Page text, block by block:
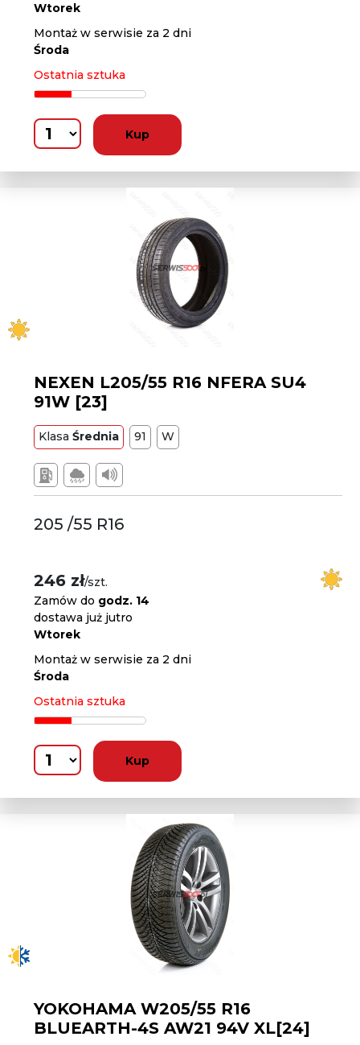
Wtorek
Montaż w serwisie za 2 dni
Środa
Ostatnia sztuka
Kup
NEXEN L205/55 R16 NFERA SU4
91W [23]
KlasaŚrednia 91 W
205 /55 R16
246 zł/szt.
Zamów do godz. 14
dostawa już jutro
Wtorek
Montaż w serwisie za 2 dni
Środa
Ostatnia sztuka
Kup
YOKOHAMA W205/55 R16
BLUEARTH-4S AW21 94V XL[24]